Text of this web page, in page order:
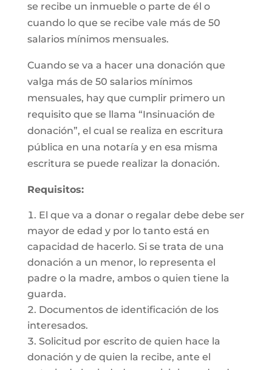
se recibe un inmueble o parte de él o
cuando lo que se recibe vale más de 50
salarios mínimos mensuales.
Cuando se va a hacer una donación que
valga más de 50 salarios mínimos
mensuales, hay que cumplir primero un
requisito que se llama “Insinuación de
donación”, el cual se realiza en escritura
pública en una notaría y en esa misma
escritura se puede realizar la donación.
Requisitos:
El que va a donar o regalar debe debe ser
mayor de edad y por lo tanto está en
capacidad de hacerlo. Si se trata de una
donación a un menor, lo representa el
padre o la madre, ambos o quien tiene la
guarda.
Documentos de identificación de los
interesados.
Solicitud por escrito de quien hace la
donación y de quien la recibe, ante el